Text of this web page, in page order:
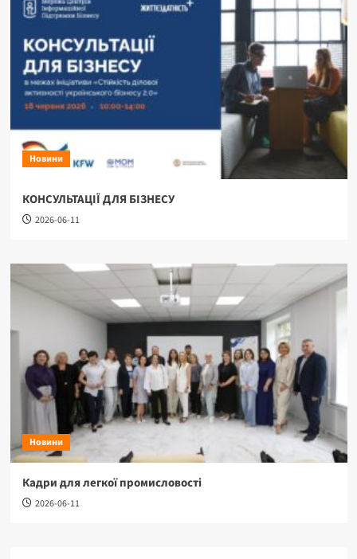
Новини
КОНСУЛЬТАЦІЇ ДЛЯ БІЗНЕСУ
2026-06-11
Новини
Кадри для легкої промисловості
2026-06-11